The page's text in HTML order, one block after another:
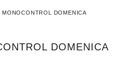
MONOCONTROL DOMENICA
DOMENICA